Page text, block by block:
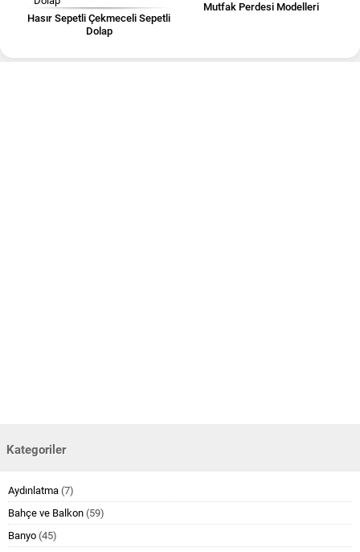
Hasır Sepetli Çekmeceli Sepetli
Dolap
Mutfak Perdesi Modelleri
Kategoriler
Aydınlatma (7)
Bahçe ve Balkon (59)
Banyo (45)